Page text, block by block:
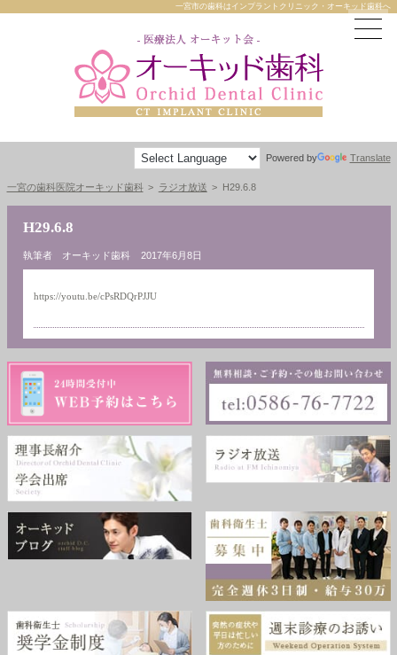
一宮市の歯科はインプラントクリニック・オーキッド歯科へ
Powered by Translate
一宮の歯科医院オーキッド歯科 ラジオ放送 H29.6.8
H29.6.8
執筆者 オーキッド歯科 2017年6月8日
https://youtu.be/cPsRDQrPJJU